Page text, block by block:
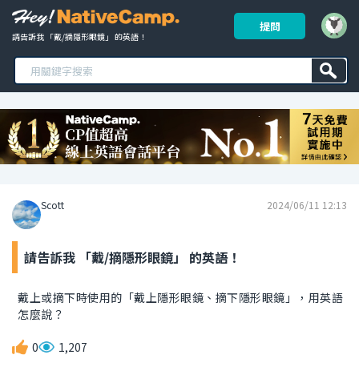
請告訴我 「戴/摘隱形眼鏡」 的英語！
提問
Scott 2024/06/11 12:13
請告訴我 「戴/摘隱形眼鏡」 的英語！
戴上或摘下時使用的「戴上隱形眼鏡、摘下隱形眼鏡」，用英語
怎麼說？
0 1,207